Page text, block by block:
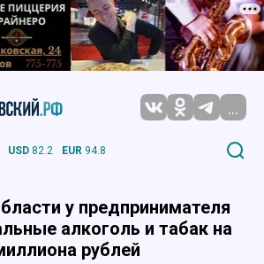
...
USD 82.2 EUR 94.8
у предпринимателя
алкоголь и табак на
рублей